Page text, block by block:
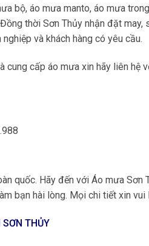
bộ, áo mưa manto, áo mưa
thời Sơn Thủy nhận đặt may,
và khách hàng có yêu cầu.
cung cấp áo mưa xin hãy liên hệ
quốc. Hãy đến với Áo mưa
bạn hài lòng. Mọi chi tiết xin
THỦY